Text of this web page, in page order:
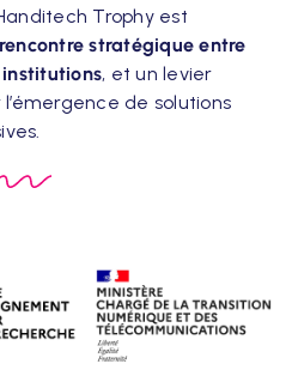
Trophy est
stratégique entre
, et un levier
de solutions